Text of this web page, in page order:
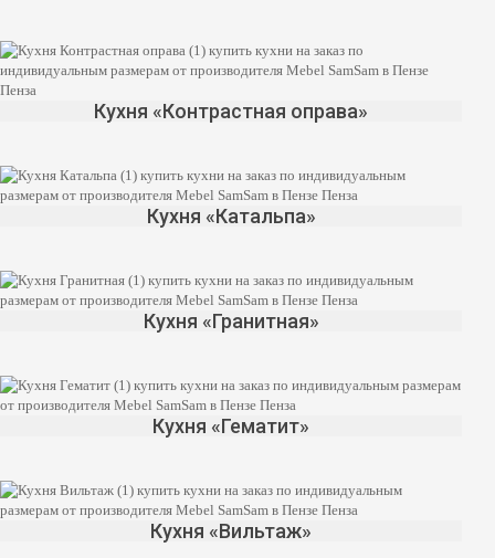
Кухня «Контрастная оправа»
Кухня «Катальпа»
Кухня «Гранитная»
Кухня «Гематит»
Кухня «Вильтаж»